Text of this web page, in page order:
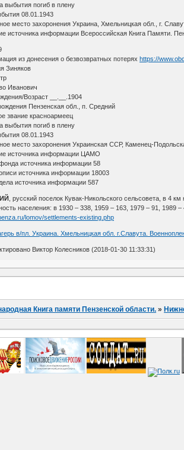
выбытия погиб в плену
08.01.1943
место захоронения Украина, Хмельницкая обл., г.
источника информации Всероссийская Книга Памяти.
из донесения о безвозвратных потеряхhttps://
Зиняков
Иванович
Возраст __.__.1904
Пензенская обл., п. Средний
звание красноармеец
выбытия погиб в плену
08.01.1943
место захоронения Украинская ССР, Каменец-
источника информации ЦАМО
источника информации 58
источника информации 18003
источника информации 587
, русский поселок Кувак-Никольского сельсовета, в 4
населения: в 1930 – 338, 1959 – 163, 1979 – 91, 1989 –
lomov/settlements-existing.php
в/пл. Украина. Хмельницкая обл. г.Славута.
Виктор Колесников (2018-01-30 11:33:31)
Книга памяти Пензенской области. »